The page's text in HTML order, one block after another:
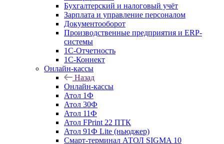
Бухгалтерский и налоговый учёт
Зарплата и управление персоналом
Документооборот
Производственные предприятия и ERP-
системы
1С-Отчетность
1С-Коннект
Онлайн-кассы
Назад
Онлайн-кассы
Атол 1Ф
Атол 30Ф
Атол 11Ф
Атол FPrint 22 ПТК
Атол 91Ф Lite (ньюджер)
Смарт-терминал АТОЛ SIGMA 10